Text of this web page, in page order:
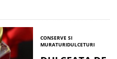
CONSERVE SI
MURATURIDULCETURI